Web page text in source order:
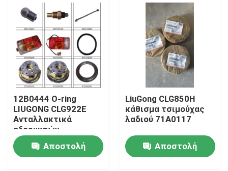
Αρχική Σελίδα
Προϊόντα
12Β0444 Ο-ring
LIUGONG CLG922E
Ανταλλακτικά
εξορυκτών
Αποστολή
LiuGong CLG850H
κάθισμα τσιμούχας
λαδιού 71A0117
Αποστολή